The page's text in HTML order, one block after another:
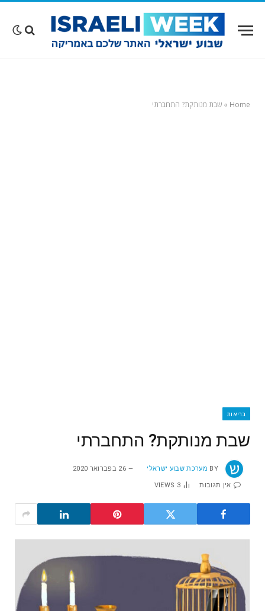
Home
» שבת מנותקת? התחברתי
בריאות
שבת מנותקת? התחברתי
BY מערכת שבוע ישראלי 26 בפברואר 2020
אין תגובות 3
VIEWS